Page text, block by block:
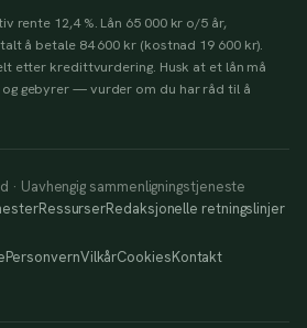
rente 12,4 %. Lån 65 000 kr o/5 år,
å betale 84 600 kr (kostnad 19 600 kr).
etter kredittvurdering. Husk at et lån må
gebyrer — vurder om du har råd til å
· Uavhengig sammenligningstjeneste
RessurserRedaksjonelle retningslinjer
PersonvernVilkårCookiesKontakt